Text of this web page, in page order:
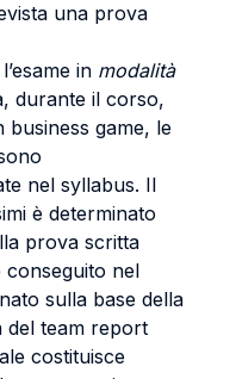
una prova
in modalità
durante il corso,
business game, le
nel syllabus. Il
è determinato
prova scritta
conseguito nel
sulla base della
del team report
costituisce